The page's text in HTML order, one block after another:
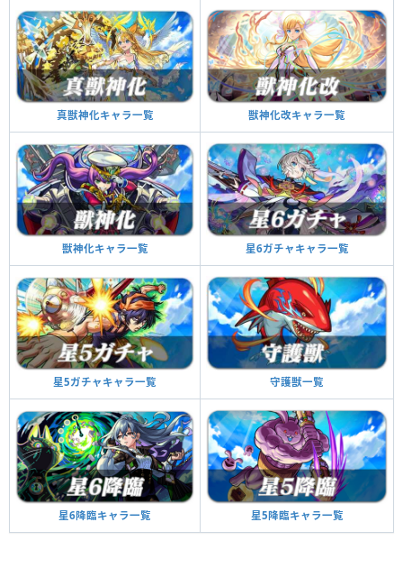
真獣神化キャラ一覧 獣神化改キャラ一覧
獣神化キャラ一覧 星6ガチャキャラ一覧
星5ガチャキャラ一覧 守護獣一覧
星6降臨キャラ一覧 星5降臨キャラ一覧